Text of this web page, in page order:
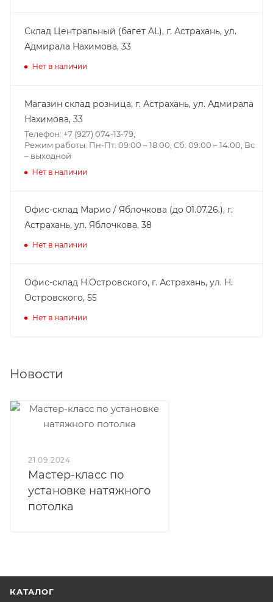
Склад Центральный (багет AL), г. Астрахань, ул.
Адмирала Нахимова, 33
Нет в наличии
Магазин склад розница, г. Астрахань, ул. Адмирала
Нахимова, 33
Телефон: +7 (927) 074-13-79,
Режим работы: Пн-Пт: 09:00 – 18:00, Сб: 09:00 – 14:00, Вс
– выходной
Нет в наличии
Офис-склад Марио / Яблочкова (до 01.07.26.), г.
Астрахань, ул. Яблочкова, 38
Нет в наличии
Офис-склад Н.Островского, г. Астрахань, ул. Н.
Островского, 55
Нет в наличии
Новости
21.09.2024
Мастер-класс по
установке натяжного
потолка
КАТАЛОГ